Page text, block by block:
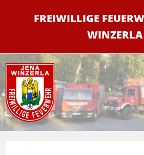
FREIWILLIGE
WINZERLA